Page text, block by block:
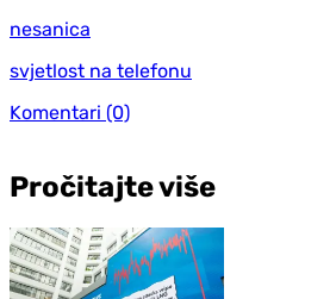
nesanica
svjetlost na telefonu
Komentari (0)
Pročitajte više